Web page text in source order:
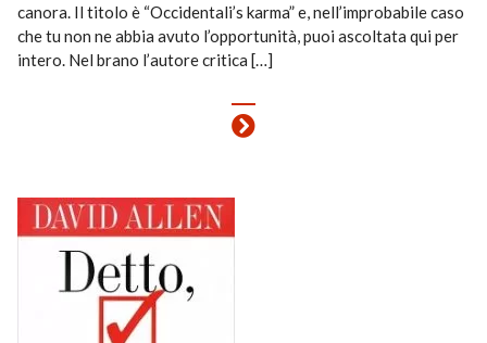
canora. Il titolo è “Occidentali’s karma” e, nell’improbabile caso
che tu non ne abbia avuto l’opportunità, puoi ascoltata qui per
intero. Nel brano l’autore critica […]